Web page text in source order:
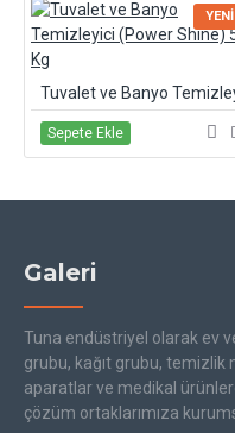
YENI
Sepete Ekle
Galeri
Tuna endüstriyel olarak ev
grubu, kağıt grubu,
aparatlar ve medikal
çözüm ortaklarımıza